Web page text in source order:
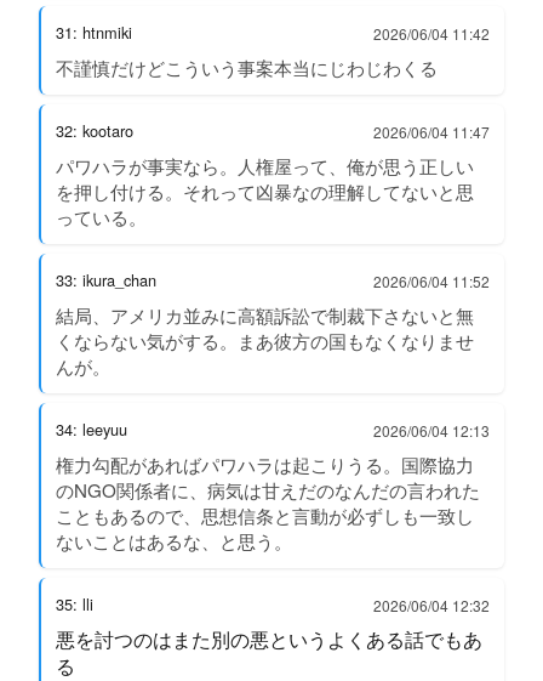
31: htnmiki 2026/06/04 11:42
不謹慎だけどこういう事案本当にじわじわくる
32: kootaro 2026/06/04 11:47
パワハラが事実なら。人権屋って、俺が思う正しい
を押し付ける。それって凶暴なの理解してないと思
っている。
33: ikura_chan 2026/06/04 11:52
結局、アメリカ並みに高額訴訟で制裁下さないと無
くならない気がする。まあ彼方の国もなくなりませ
んが。
34: leeyuu 2026/06/04 12:13
権力勾配があればパワハラは起こりうる。国際協力
のNGO関係者に、病気は甘えだのなんだの言われた
こともあるので、思想信条と言動が必ずしも一致し
ないことはあるな、と思う。
35: lli 2026/06/04 12:32
悪を討つのはまた別の悪というよくある話でもあ
る